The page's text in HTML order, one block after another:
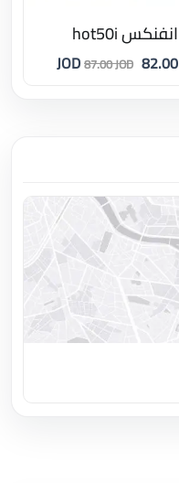
انفنكس hot50i
82.00 JOD
87.00 JOD